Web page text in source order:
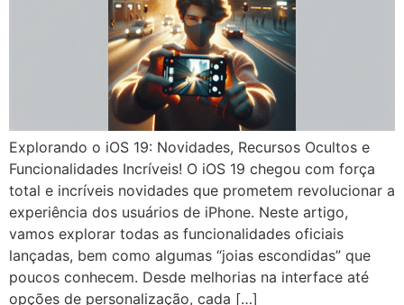
Explorando o iOS 19: Novidades, Recursos Ocultos e
Funcionalidades Incríveis! O iOS 19 chegou com força
total e incríveis novidades que prometem revolucionar a
experiência dos usuários de iPhone. Neste artigo,
vamos explorar todas as funcionalidades oficiais
lançadas, bem como algumas “joias escondidas” que
poucos conhecem. Desde melhorias na interface até
opções de personalização, cada […]